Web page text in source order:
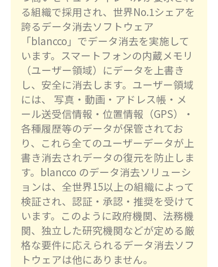
る組織で採用され、世界No.1シェアを
誇るデータ消去ソフトウェア
「blancco」でデータ消去を実施して
います。スマートフォンの内蔵メモリ
（ユーザー領域）にデータを上書き
し、安全に消去します。ユーザー領域
には、 写真・動画・アドレス帳・メ
ール送受信情報・位置情報（GPS）・
各種履歴等のデータが保管されてお
り、これら全てのユーザーデータが上
書き消去されデータの復元を防止しま
す。blancco のデータ消去ソリューシ
ョンは、全世界15以上の組織によって
検証され、認証・承認・推奨を受けて
います。このように政府機関、法務機
関、独立した研究機関などが定める厳
格な要件に応えられるデータ消去ソフ
トウェアは他にありません。